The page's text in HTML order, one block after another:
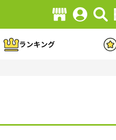
ランキング